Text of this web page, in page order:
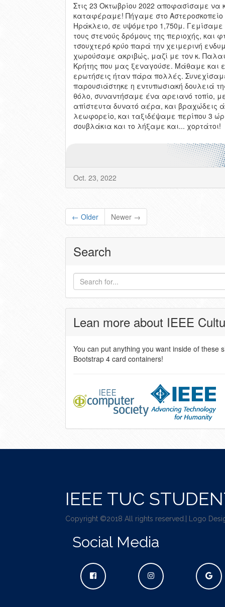
Στις 23 Οκτωβρίου 2022 αποφασίσαμε να
καταφέραμε! Πήγαμε στο Αστεροσκοπείο
Ηράκλειο, σε υψόμετρο 1,750μ.
τους στενούς δρόμους της περιοχής,
τσουχτερό κρύο παρά την χειμερινή
χωρούσαμε ακριβώς, μαζί με τον κ.
Κρήτης που μας ξεναγούσε. Μάθαμε και
ερωτήσεις ήταν πάρα πολλές.
παρουσιάστηκε η εντυπωσιακή δουλειά
θόλο, συναντήσαμε ένα αρειανό τοπίο,
απίστευτα δυνατό αέρα, και
λεωφορείο, και ταξιδέψαμε περίπου 3
σουβλάκια και το λήξαμε και... χορτάτοι!
Oct. 23, 2022
← Older Newer →
Search
Lean more about IEEE
You can put anything you want inside of these
Bootstrap 4 card containers!
IEEE TUC
Copyright ©2018 All rights reserved.| Logo
Social Media